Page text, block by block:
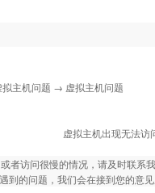
拟主机问题 → 虚拟主机问题
虚拟主机出现无法访
者访问很慢的情况，请及时联系
到的问题，我们会在接到您的意